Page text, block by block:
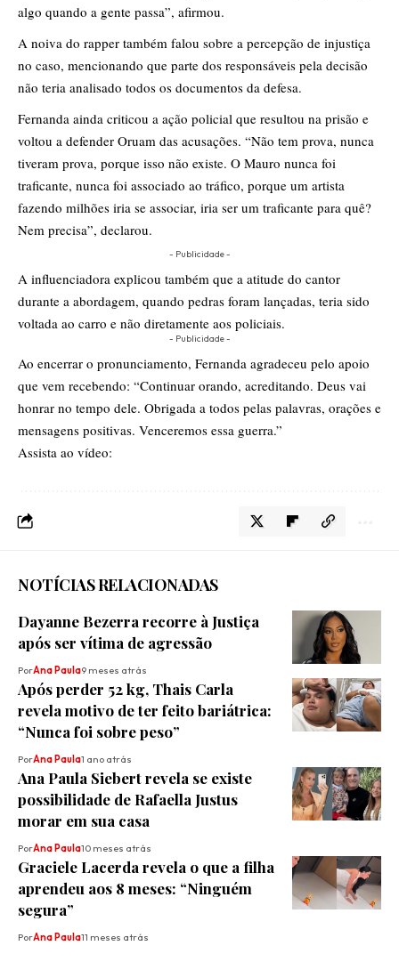
algo quando a gente passa”, afirmou.
A noiva do rapper também falou sobre a percepção de injustiça
no caso, mencionando que parte dos responsáveis pela decisão
não teria analisado todos os documentos da defesa.
Fernanda ainda criticou a ação policial que resultou na prisão e
voltou a defender Oruam das acusações. “Não tem prova, nunca
tiveram prova, porque isso não existe. O Mauro nunca foi
traficante, nunca foi associado ao tráfico, porque um artista
fazendo milhões iria se associar, iria ser um traficante para quê?
Nem precisa”, declarou.
- Publicidade -
A influenciadora explicou também que a atitude do cantor
durante a abordagem, quando pedras foram lançadas, teria sido
voltada ao carro e não diretamente aos policiais.
- Publicidade -
Ao encerrar o pronunciamento, Fernanda agradeceu pelo apoio
que vem recebendo: “Continuar orando, acreditando. Deus vai
honrar no tempo dele. Obrigada a todos pelas palavras, orações e
mensagens positivas. Venceremos essa guerra.”
Assista ao vídeo:
NOTÍCIAS RELACIONADAS
Dayanne Bezerra recorre à Justiça
após ser vítima de agressão
PorAna Paula9 meses atrás
Após perder 52 kg, Thais Carla
revela motivo de ter feito bariátrica:
“Nunca foi sobre peso”
PorAna Paula1 ano atrás
Ana Paula Siebert revela se existe
possibilidade de Rafaella Justus
morar em sua casa
PorAna Paula10 meses atrás
Graciele Lacerda revela o que a filha
aprendeu aos 8 meses: “Ninguém
segura”
PorAna Paula11 meses atrás